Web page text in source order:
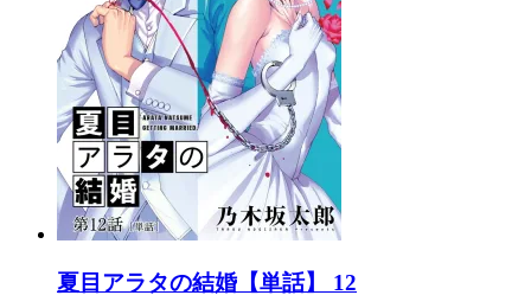
夏目アラタの結婚【単話】 12